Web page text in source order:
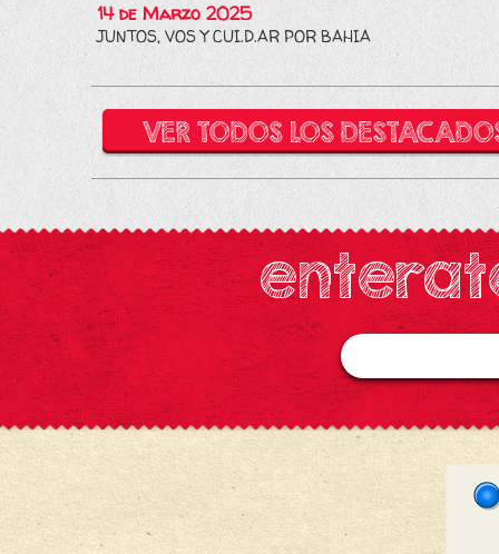
14 de Marzo 2025
JUNTOS, VOS Y CUI.D.AR POR BAHIA
VER TODOS LOS